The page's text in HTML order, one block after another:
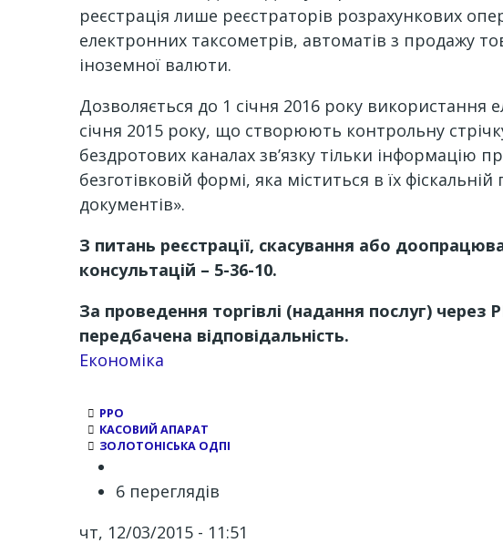
реєстрація лише реєстраторів розрахункових
електронних таксометрів, автоматів з продажу
іноземної валюти.
Дозволяється до 1 січня 2016 року використання
січня 2015 року, що створюють контрольну
бездротових каналах зв’язку тільки інформацію
безготівковій формі, яка міститься в їх
документів».
З питань реєстрації, скасування або
консультацій – 5-36-10.
За проведення торгівлі (надання послуг) через
передбачена відповідальність.
Економіка
РРО
КАСОВИЙ АПАРАТ
ЗОЛОТОНІСЬКА ОДПІ
6 переглядів
чт, 12/03/2015 - 11:51